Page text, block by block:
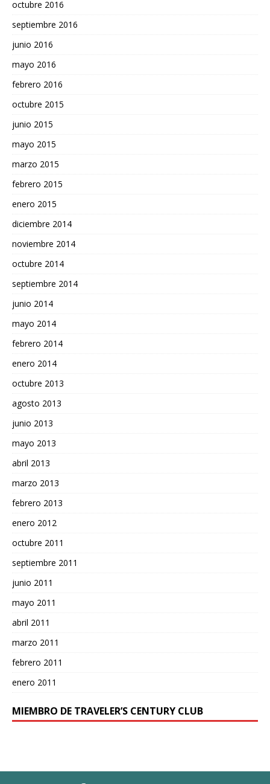
octubre 2016
septiembre 2016
junio 2016
mayo 2016
febrero 2016
octubre 2015
junio 2015
mayo 2015
marzo 2015
febrero 2015
enero 2015
diciembre 2014
noviembre 2014
octubre 2014
septiembre 2014
junio 2014
mayo 2014
febrero 2014
enero 2014
octubre 2013
agosto 2013
junio 2013
mayo 2013
abril 2013
marzo 2013
febrero 2013
enero 2012
octubre 2011
septiembre 2011
junio 2011
mayo 2011
abril 2011
marzo 2011
febrero 2011
enero 2011
MIEMBRO DE TRAVELER’S CENTURY CLUB